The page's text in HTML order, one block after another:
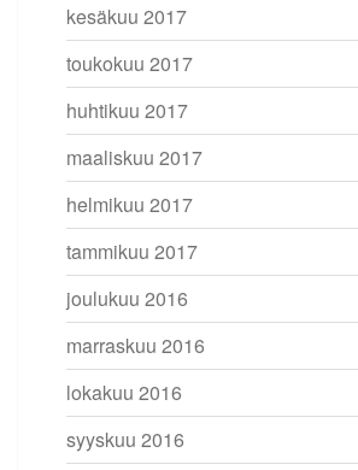
kesäkuu 2017
toukokuu 2017
huhtikuu 2017
maaliskuu 2017
helmikuu 2017
tammikuu 2017
joulukuu 2016
marraskuu 2016
lokakuu 2016
syyskuu 2016